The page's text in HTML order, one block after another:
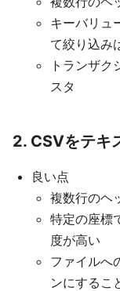
キーバリュ
て絞り込み
トランザ
スタ
2. CSVをテキ
良い点
複数行のヘ
特定の座標
度が高い
ファイルへ
ンにするこ